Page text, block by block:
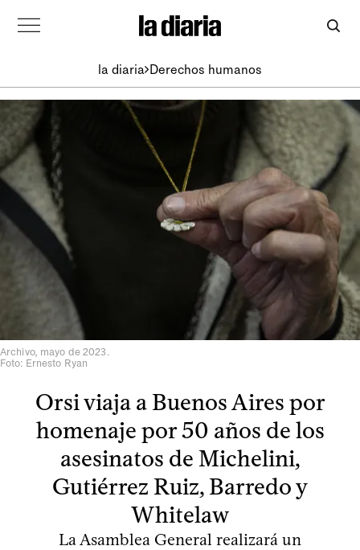
la diaria Derechos humanos
Archivo, mayo de 2023.
Foto: Ernesto Ryan
Orsi viaja a Buenos Aires por
homenaje por 50 años de los
asesinatos de Michelini,
Gutiérrez Ruiz, Barredo y
Whitelaw
La Asamblea General realizará un